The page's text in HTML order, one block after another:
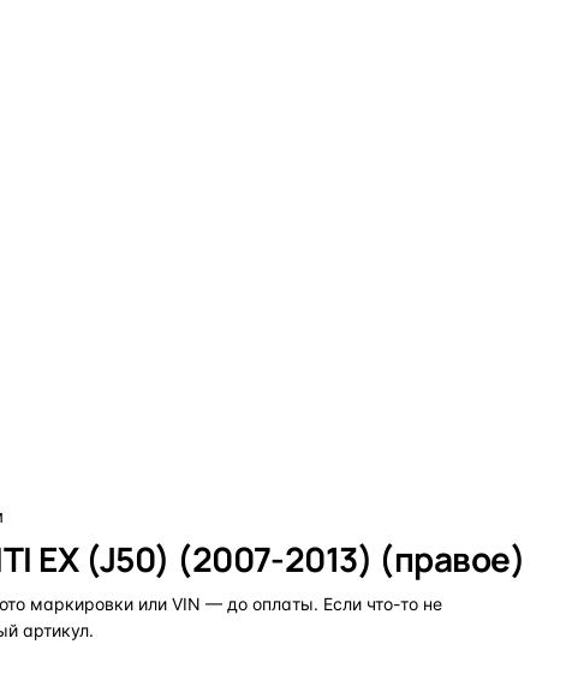
EX (J50) (2007-2013) (правое)
маркировки или VIN — до оплаты. Если что-то не
артикул.